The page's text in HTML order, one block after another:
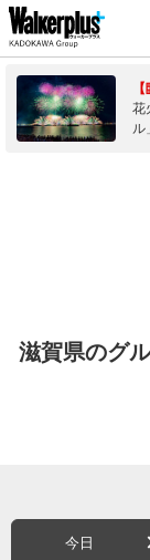
花
ル
滋賀県のグ
今日